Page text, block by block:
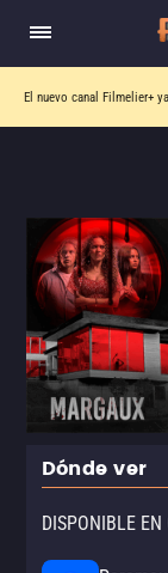
El nuevo canal Filmelier+
Dónde ver
DISPONIBLE EN